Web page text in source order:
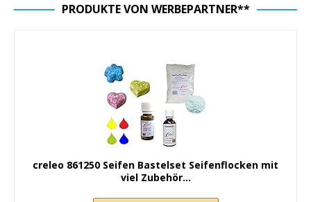
PRODUKTE VON WERBEPARTNER**
creleo 861250 Seifen Bastelset Seifenflocken mit
viel Zubehör...